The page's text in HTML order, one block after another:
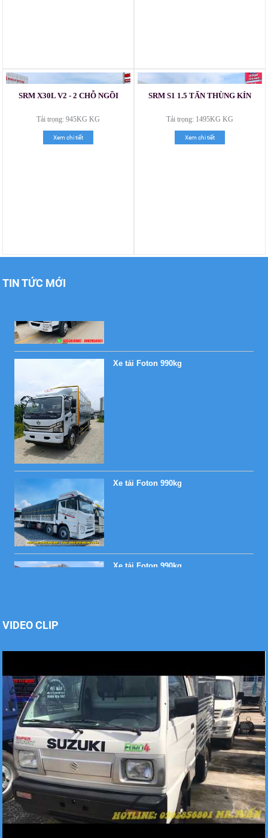
SRM X30L V2 - 2 CHỖ NGỒI
Tải trọng: 945KG KG
Xem chi tiết
SRM S1 1.5 TẤN THÙNG KÍN
Tải trọng: 1495KG KG
Xem chi tiết
TIN TỨC MỚI
Xe tải Foton 990kg
Xe tải Foton 990kg
Xe tải Foton 990kg
VIDEO CLIP